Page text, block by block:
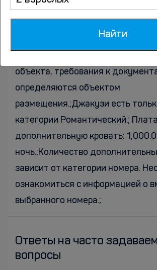
паспорт или водительское
где заселение или заключение
объекта, требования к
определяются объектом
размещения.;Джакузи есть
категории Романтический.;
дополнительную кровать:
ночь.;Количество
зависит от категории номера.
ознакомиться с информацией о
выбранного номера.;
Ответы на часто
вопросы
Найти